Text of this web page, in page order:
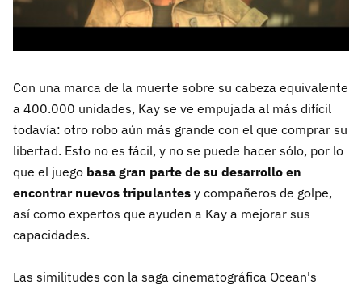
Con una marca de la muerte sobre su cabeza equivalente
a 400.000 unidades, Kay se ve empujada al más difícil
todavía: otro robo aún más grande con el que comprar su
libertad. Esto no es fácil, y no se puede hacer sólo, por lo
que el juego basa gran parte de su desarrollo en
encontrar nuevos tripulantes y compañeros de golpe,
así como expertos que ayuden a Kay a mejorar sus
capacidades.
Las similitudes con la saga cinematográfica Ocean's